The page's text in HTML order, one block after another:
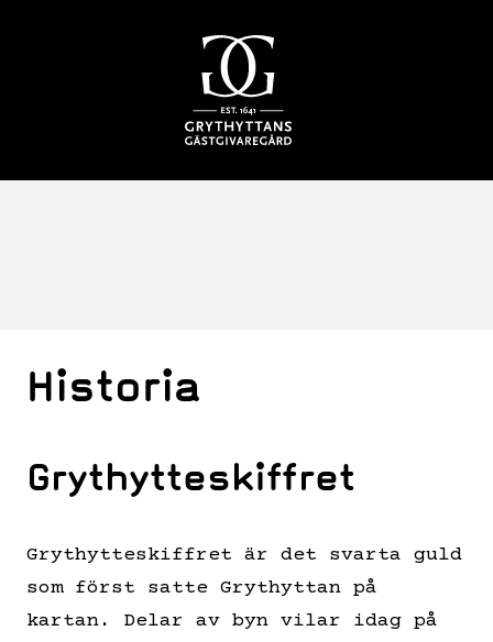
Historia
Grythytteskiffret
Grythytteskiffret är det svarta guld
som först satte Grythyttan på
kartan. Delar av byn vilar idag på